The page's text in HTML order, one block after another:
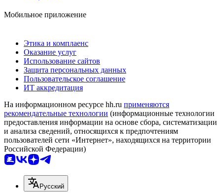
Мобильное приложение
Этика и комплаенс
Оказание услуг
Использование сайтов
Защита персональных данных
Пользовательское соглашение
ИТ аккредитация
На информационном ресурсе hh.ru применяются
рекомендательные технологии (информационные технологии
предоставления информации на основе сбора, систематизации
и анализа сведений, относящихся к предпочтениям
пользователей сети «Интернет», находящихся на территории
Российской Федерации)
Русский